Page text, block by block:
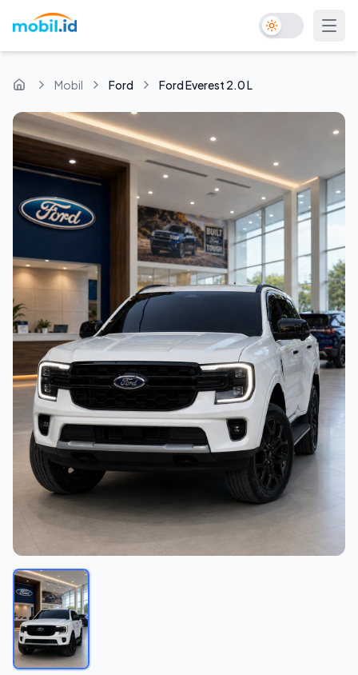
Toggle Dark
Mobil Ford Ford Everest 2.0 L